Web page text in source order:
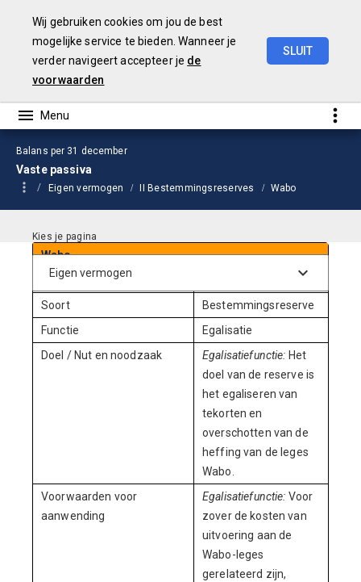
Wij gebruiken cookies om jou de best
mogelijke service te bieden. Wanneer je
verder navigeert accepteer je de
voorwaarden
SLUIT
Balans per 31 december
Vaste passiva
Eigen vermogen II Bestemmingsreserves Wabo
Wabo
Ingesteld per
Soort
Bestemmingsreserve
Functie
Egalisatie
Doel / Nut en noodzaak
Egalisatiefunctie: Het
doel van de reserve is
het egaliseren van
tekorten en
overschotten van de
heffing van de leges
Wabo.
Voorwaarden voor
aanwending
Egalisatiefunctie: Voor
zover de kosten van
uitvoering aan de
Wabo-leges
gerelateerd zijn,